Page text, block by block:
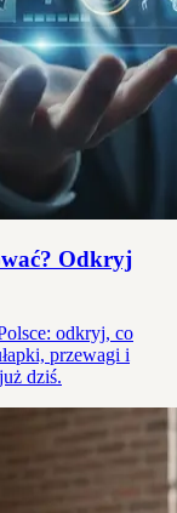
Odkryj
odkryj, co
przewagi i
dziś.